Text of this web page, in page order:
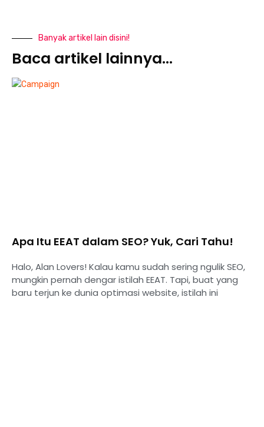
Banyak artikel lain disini!
Baca artikel lainnya...
Apa Itu EEAT dalam SEO? Yuk, Cari Tahu!
Halo, Alan Lovers! Kalau kamu sudah sering ngulik SEO,
mungkin pernah dengar istilah EEAT. Tapi, buat yang
baru terjun ke dunia optimasi website, istilah ini